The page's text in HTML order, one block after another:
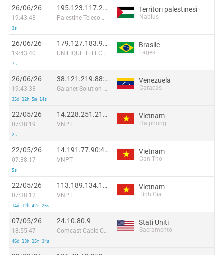
26/06/26
19:43:43
3s
195.123.117.229:59030
Palestine Telecommunications Company
Territori palestinesi
Nablus
26/06/26
19:43:40
7s
179.127.183.99:34686
UNIFIQUE TELECOMUNICACOES S/A
Brasile
Lages
26/06/26
19:43:33
35d 12h 5m 14s
38.121.219.88:50118
Galanet Solution C.A.
Venezuela
Caracas
22/05/26
07:38:19
2s
14.228.251.217:38832
VNPT
Vietnam
Haiphong
22/05/26
07:38:17
5s
14.191.77.90:4139
VNPT
Vietnam
Can Tho
22/05/26
07:38:12
14d 12h 42m 25s
113.189.134.144:46005
VNPT
Vietnam
Tĩnh Gia
07/05/26
18:55:47
46d 13h 15m 34s
24.10.80.9
Comcast Cable Communications, LLC
Stati Uniti
Sacramento